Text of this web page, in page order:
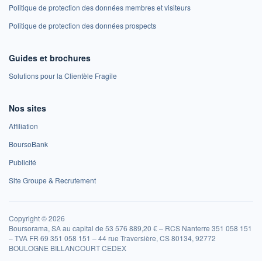
Politique de protection des données membres et visiteurs
Politique de protection des données prospects
Guides et brochures
Solutions pour la Clientèle Fragile
Nos sites
Affiliation
BoursoBank
Publicité
Site Groupe & Recrutement
Copyright © 2026
Boursorama, SA au capital de 53 576 889,20 € – RCS Nanterre 351 058 151
– TVA FR 69 351 058 151 – 44 rue Traversière, CS 80134, 92772
BOULOGNE BILLANCOURT CEDEX